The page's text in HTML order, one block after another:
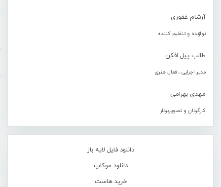
آرشام غفوری
نوازنده و تنظیم کننده
طالب پیل افکن
مدیر اجرایی ، فعال هنری
مهدی بهرامی
کارگردان و تصویربردار
دانلود فایل لایه باز
دانلود موکاپ
خرید هاست